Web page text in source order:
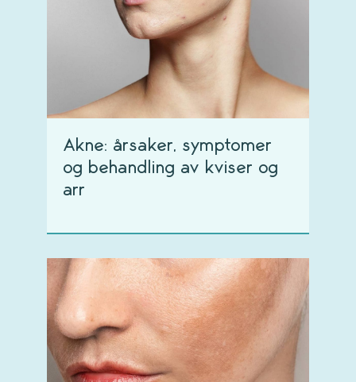
Akne: årsaker, symptomer
og behandling av kviser og
arr